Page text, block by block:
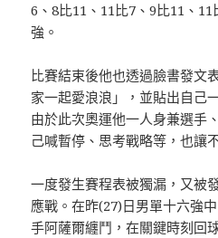
6、8比11、11比7、9比11、
強。
比賽結束後他也透過臉書發文
家一起愛浪浪」，並貼出自己
由於此次奧運他一人身兼選手
己喊暫停、思考戰略等，也讓
一度發生賽程表被獨漏，又被
應戰。在昨(27)日男單十六強
手阿薩爾纏鬥，在關鍵時刻回